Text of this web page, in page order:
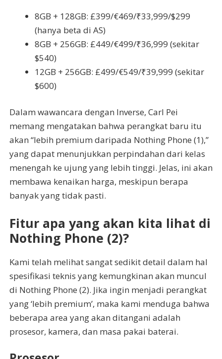
8GB + 128GB: £399/€469/₹33,999/$299
(hanya beta di AS)
8GB + 256GB: £449/€499/₹36,999 (sekitar
$540)
12GB + 256GB: £499/€549/₹39,999 (sekitar
$600)
Dalam wawancara dengan Inverse, Carl Pei
memang mengatakan bahwa perangkat baru itu
akan “lebih premium daripada Nothing Phone (1),”
yang dapat menunjukkan perpindahan dari kelas
menengah ke ujung yang lebih tinggi. Jelas, ini akan
membawa kenaikan harga, meskipun berapa
banyak yang tidak pasti.
Fitur apa yang akan kita lihat di
Nothing Phone (2)?
Kami telah melihat sangat sedikit detail dalam hal
spesifikasi teknis yang kemungkinan akan muncul
di Nothing Phone (2). Jika ingin menjadi perangkat
yang ‘lebih premium’, maka kami menduga bahwa
beberapa area yang akan ditangani adalah
prosesor, kamera, dan masa pakai baterai.